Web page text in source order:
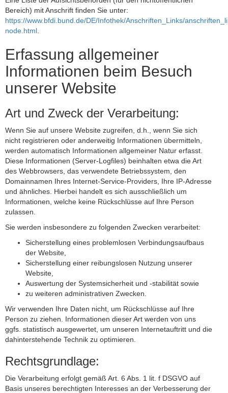
Bereich) mit Anschrift finden Sie unter:
https://www.bfdi.bund.de/DE/Infothek/Anschriften_Links/
node.html
Erfassung allgemeiner
Informationen beim Besuch
unserer Website
Art und Zweck der Verarbeitung:
Wenn Sie auf unsere Website zugreifen, d.h., wenn Sie sich
nicht registrieren oder anderweitig Informationen übermitteln,
werden automatisch Informationen allgemeiner Natur erfasst.
Diese Informationen (Server-Logfiles) beinhalten etwa die Art
des Webbrowsers, das verwendete Betriebssystem, den
Domainnamen Ihres Internet-Service-Providers, Ihre IP-Adresse
und ähnliches. Hierbei handelt es sich ausschließlich um
Informationen, welche keine Rückschlüsse auf Ihre Person
zulassen.
Sie werden insbesondere zu folgenden Zwecken verarbeitet:
Sicherstellung eines problemlosen Verbindungsaufbaus
der Website,
Sicherstellung einer reibungslosen Nutzung unserer
Website,
Auswertung der Systemsicherheit und -stabilität sowie
zu weiteren administrativen Zwecken.
Wir verwenden Ihre Daten nicht, um Rückschlüsse auf Ihre
Person zu ziehen. Informationen dieser Art werden von uns
ggfs. statistisch ausgewertet, um unseren Internetauftritt und die
dahinterstehende Technik zu optimieren.
Rechtsgrundlage:
Die Verarbeitung erfolgt gemäß Art. 6 Abs. 1 lit. f DSGVO auf
Basis unseres berechtigten Interesses an der Verbesserung der